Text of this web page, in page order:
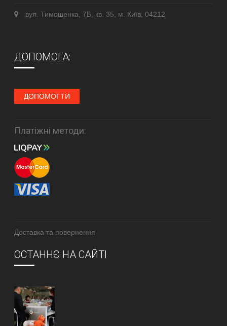
вул. Тимошенка, 7Б, кв. 35, м. Київ, 04212
ДОПОМОГА:
ДОПОМОГТИ
Платіжні методи:
Доставка та повернення
ОСТАННЄ НА САЙТІ